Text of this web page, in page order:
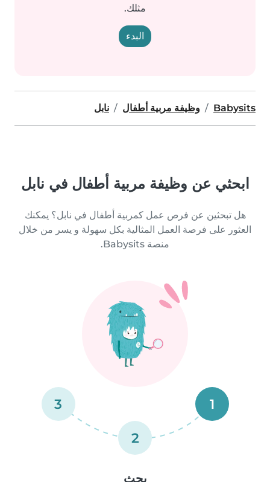
مثلك.
البدء
Babysits وظيفة مربية أطفال نابل
ابحثي عن وظيفة مربية أطفال في نابل
هل تبحثين عن فرص عمل كمربية أطفال في نابل؟ يمكنك
العثور على فرصة العمل المثالية بكل سهولة و يسر من خلال
منصة Babysits.
1
2
3
بحث